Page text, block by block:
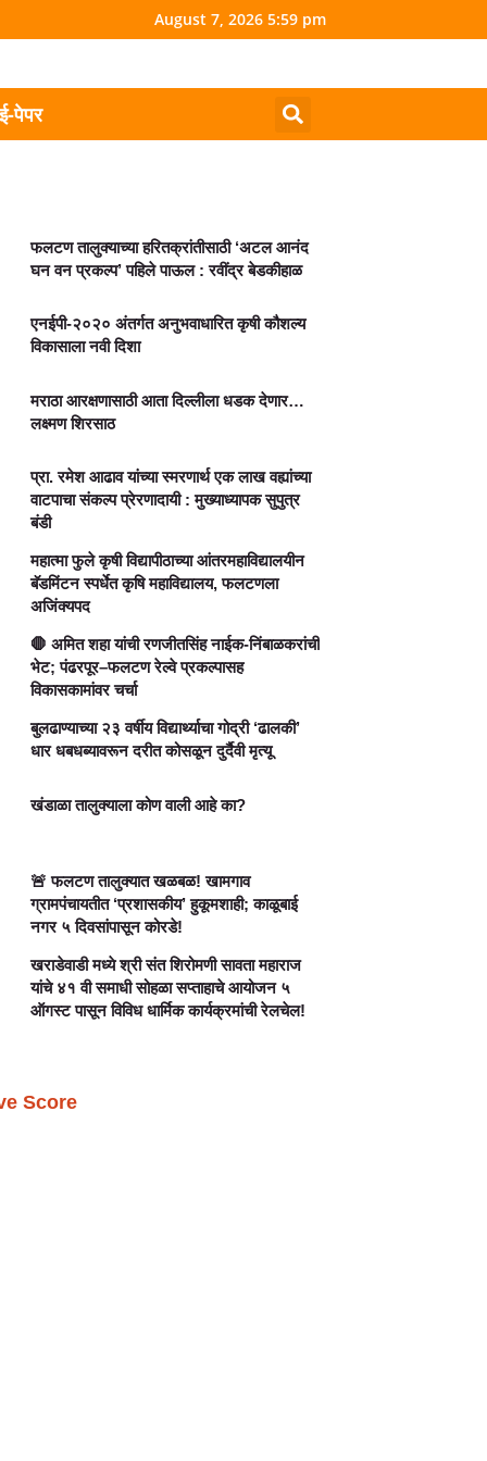
August 7, 2026 5:59 pm
पेपर
फलटण तालुक्याच्या हरितक्रांतीसाठी ‘अटल आनंद
घन वन प्रकल्प’ पहिले पाऊल : रवींद्र बेडकीहाळ
एनईपी-२०२० अंतर्गत अनुभवाधारित कृषी कौशल्य
विकासाला नवी दिशा
मराठा आरक्षणासाठी आता दिल्लीला धडक देणार…
लक्ष्मण शिरसाठ
प्रा. रमेश आढाव यांच्या स्मरणार्थ एक लाख वह्यांच्या
वाटपाचा संकल्प प्रेरणादायी : मुख्याध्यापक सुपुत्र
बंडी
महात्मा फुले कृषी विद्यापीठाच्या आंतरमहाविद्यालयीन
बॅडमिंटन स्पर्धेत कृषि महाविद्यालय, फलटणला
अजिंक्यपद
🛑 अमित शहा यांची रणजीतसिंह नाईक-निंबाळकरांची
भेट; पंढरपूर–फलटण रेल्वे प्रकल्पासह
विकासकामांवर चर्चा
बुलढाण्याच्या २३ वर्षीय विद्यार्थ्याचा गोद्री ‘ढालकी’
धार धबधब्यावरून दरीत कोसळून दुर्दैवी मृत्यू
खंडाळा तालुक्याला कोण वाली आहे का?
🚨 फलटण तालुक्यात खळबळ! खामगाव
ग्रामपंचायतीत ‘प्रशासकीय’ हुकूमशाही; काळूबाई
नगर ५ दिवसांपासून कोरडे!
खराडेवाडी मध्ये श्री संत शिरोमणी सावता महाराज
यांचे ४१ वी समाधी सोहळा सप्ताहाचे आयोजन ५
ऑगस्ट पासून विविध धार्मिक कार्यक्रमांची रेलचेल!
Score